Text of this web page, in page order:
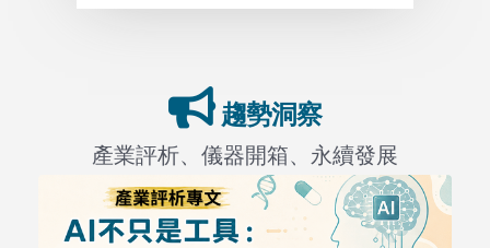
趨勢洞察
產業評析、儀器開箱、永續發展